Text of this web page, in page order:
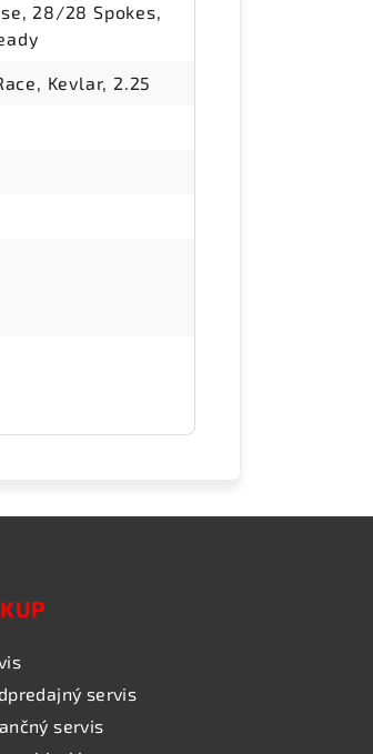
28/28 Spokes,
Kevlar, 2.25
servis
servis